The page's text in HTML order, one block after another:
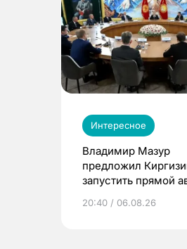
Интересное
Владимир Мазур
предложил
запустить прямой
20:40 / 06.08.26